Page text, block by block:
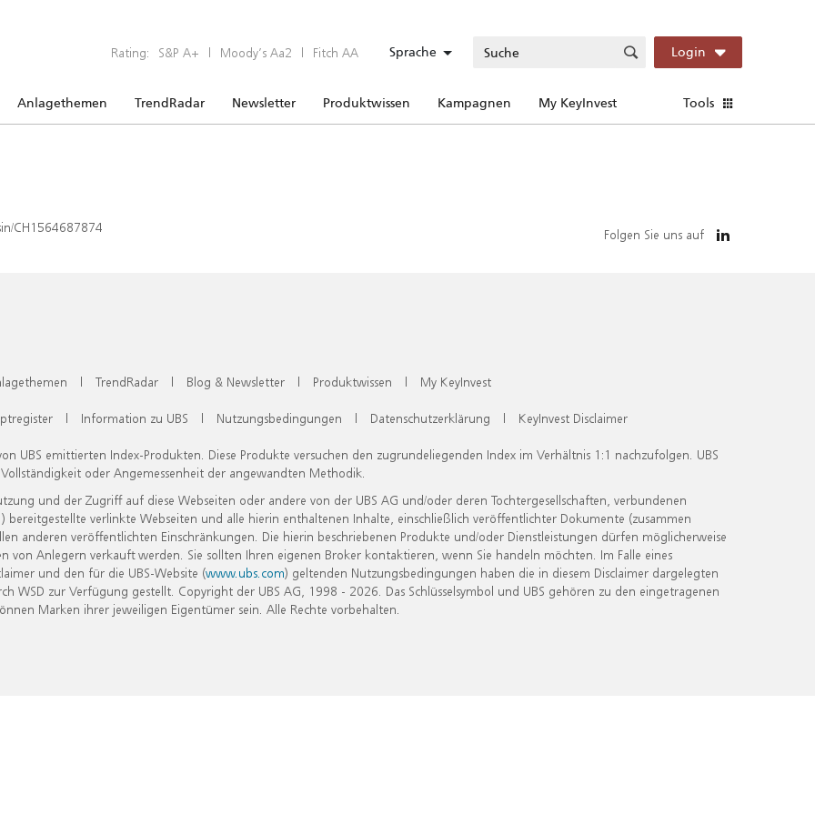
Rating: S&P A+ | Moody’s Aa2 | Fitch AA Sprache Login
Anlagethemen TrendRadar Newsletter Produktwissen Kampagnen My KeyInvest Tools
CH1564687874 Folgen Sie uns auf
| TrendRadar | Blog & Newsletter | Produktwissen | My KeyInvest
| Information zu UBS | Nutzungsbedingungen | Datenschutzerklärung | KeyInvest Disclaimer
UBS emittierten Index-Produkten. Diese Produkte versuchen den zugrundeliegenden Index im Verhältnis 1:1 nachzufolgen. UBS
oder Angemessenheit der angewandten Methodik.
und der Zugriff auf diese Webseiten oder andere von der UBS AG und/oder deren Tochtergesellschaften, verbundenen
verlinkte Webseiten und alle hierin enthaltenen Inhalte, einschließlich veröffentlichter Dokumente (zusammen
anderen veröffentlichten Einschränkungen. Die hierin beschriebenen Produkte und/oder Dienstleistungen dürfen möglicherweise
Anlegern verkauft werden. Sie sollten Ihren eigenen Broker kontaktieren, wenn Sie handeln möchten. Im Falle eines
und den für die UBS-Website (www.ubs.com) geltenden Nutzungsbedingungen haben die in diesem Disclaimer dargelegten
zur Verfügung gestellt. Copyright der UBS AG, 1998 - 2026. Das Schlüsselsymbol und UBS gehören zu den eingetragenen
Marken ihrer jeweiligen Eigentümer sein. Alle Rechte vorbehalten.